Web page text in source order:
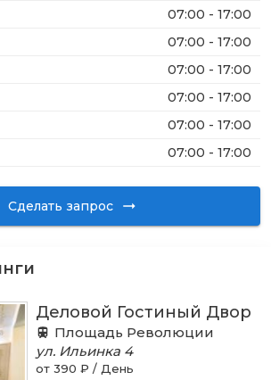
07:00 - 17:00
07:00 - 17:00
07:00 - 17:00
07:00 - 17:00
07:00 - 17:00
07:00 - 17:00
Сделать запрос
Деловой Гостиный Двор
Площадь Революции
ул. Ильинка 4
от 390 ₽ / День